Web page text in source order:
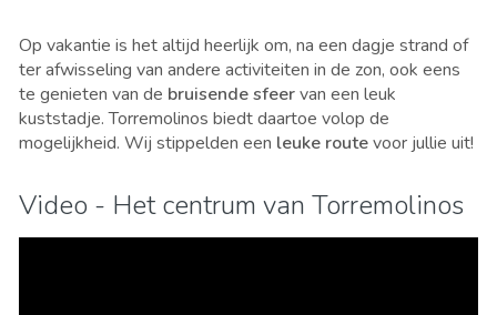
Op vakantie is het altijd heerlijk om, na een dagje strand of
ter afwisseling van andere activiteiten in de zon, ook eens
te genieten van de bruisende sfeervan een leuk
kuststadje. Torremolinos biedt daartoe volop de
mogelijkheid. Wij stippelden een leuke routevoor jullie uit!
Video - Het centrum van Torremolinos